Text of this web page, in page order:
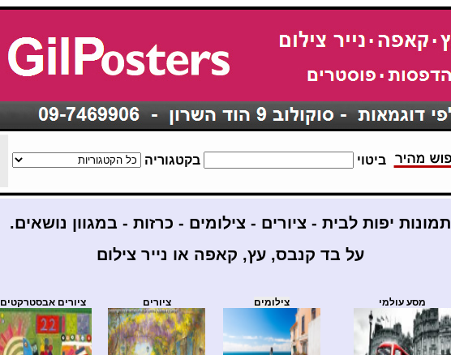
ביטוי בקטגוריה
תמונות יפות לבית - ציורים -צילומים - כרזות -במגוון נושאים.
על בד קנבס, עץ, קאפה או נייר צילום
מסע עולמי צילומים ציורים ציורים אבסטרקטים